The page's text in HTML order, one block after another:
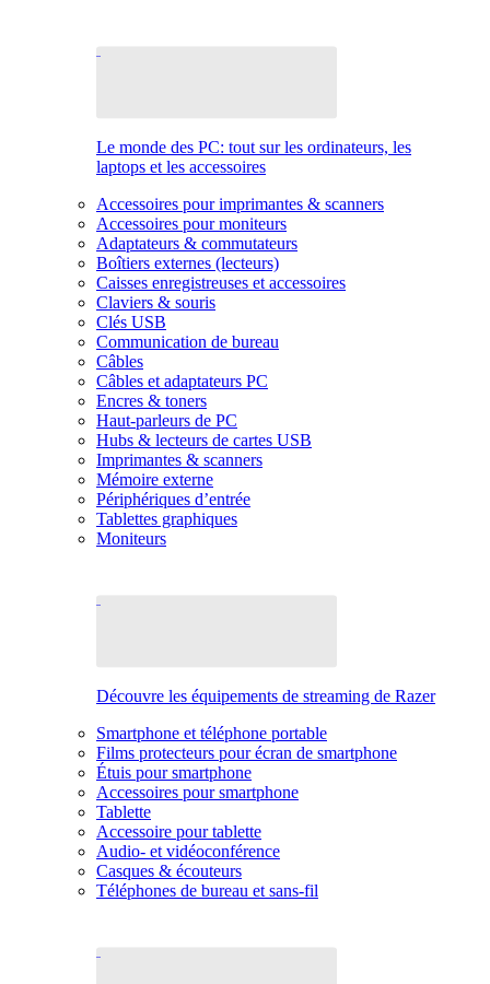
Le monde des PC: tout sur les ordinateurs, les
laptops et les accessoires
Accessoires pour imprimantes & scanners
Accessoires pour moniteurs
Adaptateurs & commutateurs
Boîtiers externes (lecteurs)
Caisses enregistreuses et accessoires
Claviers & souris
Clés USB
Communication de bureau
Câbles
Câbles et adaptateurs PC
Encres & toners
Haut-parleurs de PC
Hubs & lecteurs de cartes USB
Imprimantes & scanners
Mémoire externe
Périphériques d’entrée
Tablettes graphiques
Moniteurs
Découvre les équipements de streaming de Razer
Smartphone et téléphone portable
Films protecteurs pour écran de smartphone
Étuis pour smartphone
Accessoires pour smartphone
Tablette
Accessoire pour tablette
Audio- et vidéoconférence
Casques & écouteurs
Téléphones de bureau et sans-fil